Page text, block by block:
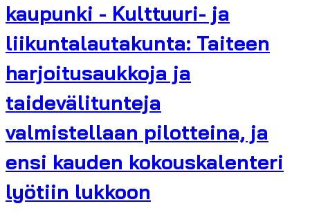
kaupunki - Kulttuuri- ja
liikuntalautakunta: Taiteen
harjoitusaukkoja ja
taidevälitunteja
valmistellaan pilotteina, ja
ensi kauden kokouskalenteri
lyötiin lukkoon